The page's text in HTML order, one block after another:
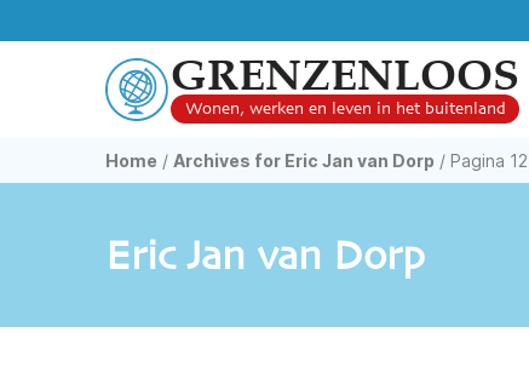
GRENZENLOOS
Wonen, werken en leven in het buitenland
Home / Archives for Eric Jan van Dorp / Pagina 12
Eric Jan van Dorp